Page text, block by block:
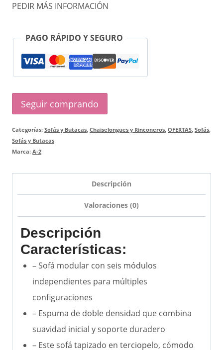
gris
PEDIR MÁS INFORMACIÓN
PAGO RÁPIDO Y SEGURO
Seguir comprando
Categorías: Sofás y Butacas Chaiselongues y Rinconeros OFERTAS Sofás
Sofás y Butacas
Marca: A-2
Descripción
Valoraciones (0)
Descripción
Características:
– Sofá modular con seis módulos
independientes para múltiples
configuraciones
– Espuma de doble densidad que combina
suavidad inicial y soporte duradero
– Este sofá tapizado en terciopelo, cómodo